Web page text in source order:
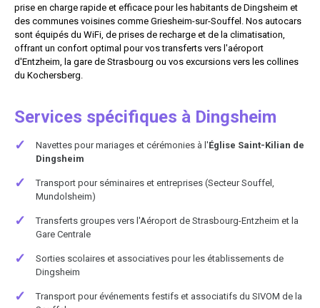
prise en charge rapide et efficace pour les habitants de Dingsheim et
des communes voisines comme Griesheim-sur-Souffel. Nos autocars
sont équipés du WiFi, de prises de recharge et de la climatisation,
offrant un confort optimal pour vos transferts vers l'aéroport
d'Entzheim, la gare de Strasbourg ou vos excursions vers les collines
du Kochersberg.
Services spécifiques à Dingsheim
✓ Navettes pour mariages et cérémonies à l'Église Saint-Kilian de
Dingsheim
✓
Transport pour séminaires et entreprises (Secteur Souffel,
Mundolsheim)
✓
Transferts groupes vers l'Aéroport de Strasbourg-Entzheim et la
Gare Centrale
✓
Sorties scolaires et associatives pour les établissements de
Dingsheim
✓
Transport pour événements festifs et associatifs du SIVOM de la